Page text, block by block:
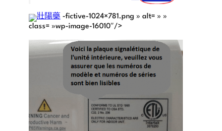
壯陽藥 -fictive-1024×781.png » alt= » »
class= »wp-image-16010″/>